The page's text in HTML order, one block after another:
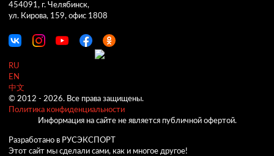
454091, г. Челябинск,
ул. Кирова, 159, офис 1808
RU
EN
中文
© 2012 - 2026. Все права защищены.
Политика конфиденциальности
Информация на сайте не является публичной офертой.
Разработано в РУСЭКСПОРТ
Этот сайт мы сделали сами, как и многое другое!